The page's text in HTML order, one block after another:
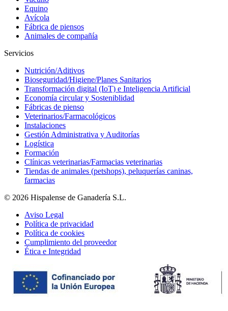
Equino
Avícola
Fábrica de piensos
Animales de compañía
Servicios
Nutrición/Aditivos
Bioseguridad/Higiene/Planes Sanitarios
Transformación digital (IoT) e Inteligencia Artificial
Economía circular y Sosteniblidad
Fábricas de pienso
Veterinarios/Farmacológicos
Instalaciones
Gestión Administrativa y Auditorías
Logística
Formación
Clínicas veterinarias/Farmacias veterinarias
Tiendas de animales (petshops), peluquerías caninas,
farmacias
© 2026 Hispalense de Ganadería S.L.
Aviso Legal
Política de privacidad
Política de cookies
Cumplimiento del proveedor
Ética e Integridad